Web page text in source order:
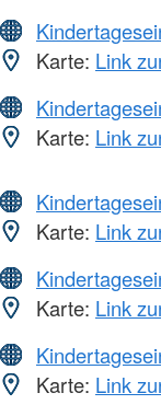
Karte: Link
Karte: Link
Karte: Link
Karte: Link
Karte: Link